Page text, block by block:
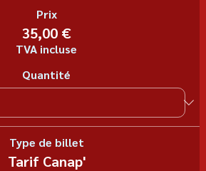
Prix
35,00 €
TVA incluse
Quantité
Type de billet
Tarif Canap'